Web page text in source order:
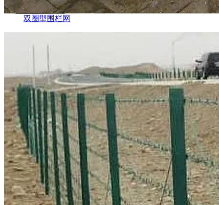
双圈型围栏网